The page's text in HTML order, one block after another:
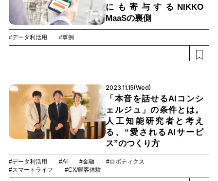
にも寄与するNIKKO
MaaSの裏側
#データ利活用 #事例
2023.11.15(Wed)
「本音を話せるAIコンシ
ェルジュ」の条件とは。
人工知能研究者と考え
る、“愛されるAIサービ
ス”のつくり方
#データ利活用 #AI #金融
#ロボティクス
#スマートライフ
#CX/顧客体験